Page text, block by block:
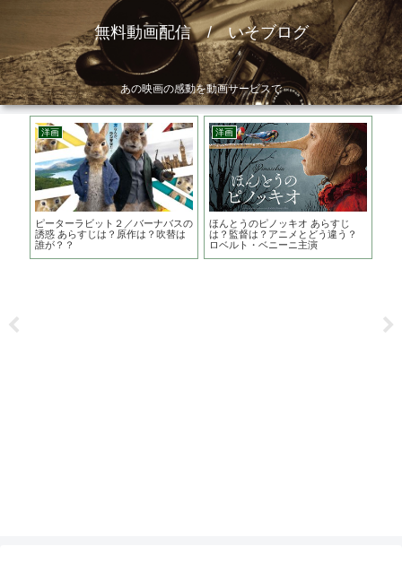
無料動画配信 / いそブログ
あの映画の感動を動画サービスで
洋画
ピーターラビット２／バーナバスの
誘惑 あらすじは？原作は？吹替は
誰が？？
洋画
ほんとうのピノッキオ あらすじ
は？監督は？アニメとどう違う？
ロベルト・ベニーニ主演